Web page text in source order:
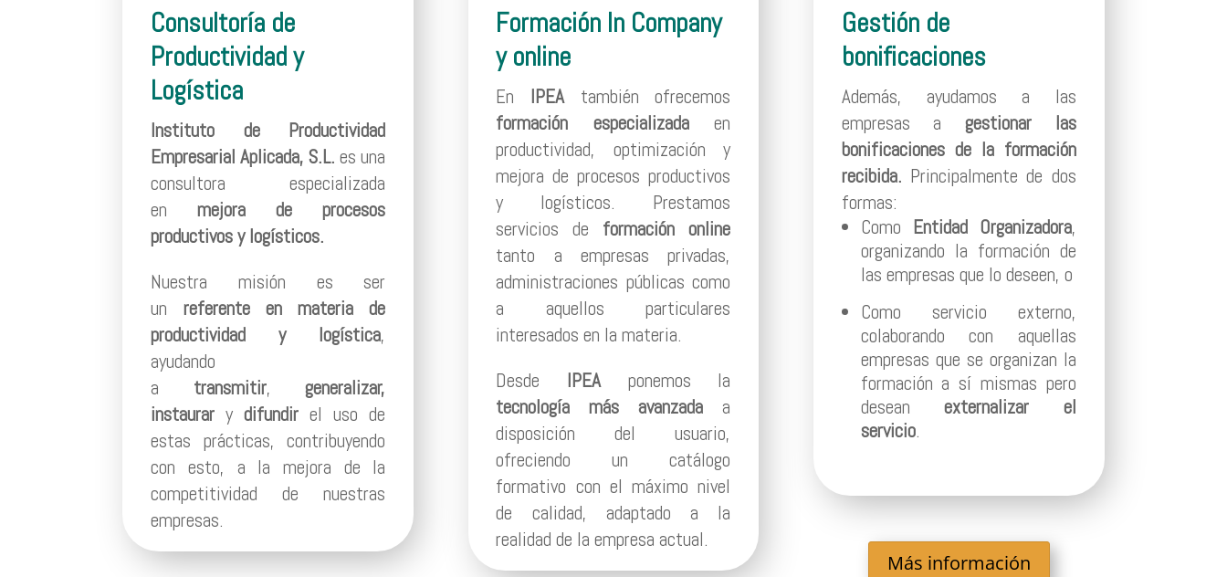
Consultoría de
Productividad y
Logística
Instituto de Productividad
Empresarial Aplicada, S.L. es una
consultora especializada
enmejora de procesos
productivos y logísticos.
Nuestra misión es ser
un referente en materia de
productividad y logística,
ayudando
a transmitir,generalizar,
instaurar ydifundir el uso de
estas prácticas, contribuyendo
con esto, a la mejora de la
competitividad de nuestras
empresas.
Formación In Company
y online
En IPEAtambién ofrecemos
formación
especializadaen
productividad, optimización y
mejora de procesos productivos
y logísticos. Prestamos
servicios de formación online
tanto a empresas privadas,
administraciones públicas como
a aquellos particulares
interesados en la materia.
Desde IPEAponemos la
tecnología más avanzada a
disposición del usuario,
ofreciendo un catálogo
formativo con el máximo nivel
de calidad, adaptado a la
realidad de la empresa actual.
Gestión de
bonificaciones
Además, ayudamos a las
empresas a gestionar las
bonificaciones de la formación
recibida. Principalmente de dos
formas:
Como Entidad Organizadora,
organizando la formación de
las empresas que lo deseen, o
Como servicio externo,
colaborando con aquellas
empresas que se organizan la
formación a sí mismas pero
deseanexternalizar el
servicio.
Más información